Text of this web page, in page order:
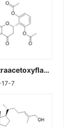
2',5,6',7-Tetraacetoxyflavanone
17-7